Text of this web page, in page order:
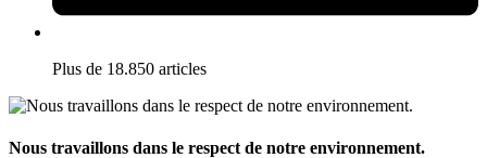
Plus de 18.850 articles
Nous travaillons dans le respect de notre environnement.